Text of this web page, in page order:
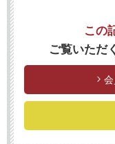
この
ご覧いただ